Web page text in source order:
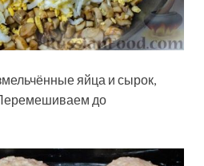
яйца и сырок,
до